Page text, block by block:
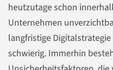
heutzutage schon
Unternehmen
langfristige
schwierig. Immerhin